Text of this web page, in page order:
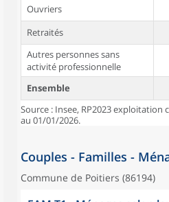
Ouvriers
Retraités
Autres personnes sans
activité professionnelle
Ensemble
Source : Insee, RP2023
au 01/01/2026.
Couples - Familles -
Commune de Poitiers (86194)